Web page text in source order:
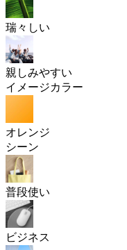
瑞々しい
親しみやすい
イメージカラー
オレンジ
シーン
普段使い
ビジネス